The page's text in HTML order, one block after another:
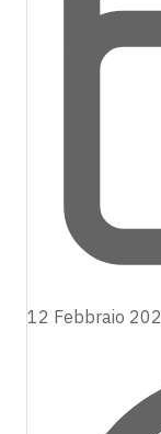
12 Febbraio